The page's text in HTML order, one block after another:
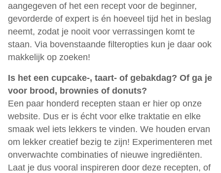
aangegeven of het een recept voor de beginner,
gevorderde of expert is én hoeveel tijd het in beslag
neemt, zodat je nooit voor verrassingen komt te
staan. Via bovenstaande filteropties kun je daar ook
makkelijk op zoeken!
Is het een cupcake-, taart- of gebakdag? Of ga je
voor brood, brownies of donuts?
Een paar honderd recepten staan er hier op onze
website. Dus er is écht voor elke traktatie en elke
smaak wel iets lekkers te vinden. We houden ervan
om lekker creatief bezig te zijn! Experimenteren met
onverwachte combinaties of nieuwe ingrediënten.
Laat je dus vooral inspireren door deze recepten, of